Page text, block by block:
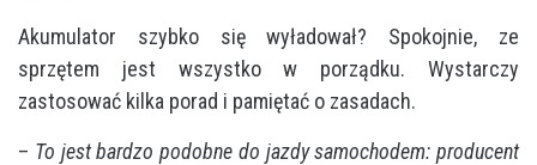
Akumulator szybko się wyładował? Spokojnie, ze
sprzętem jest wszystko w porządku. Wystarczy
zastosować kilka porad i pamiętać o zasadach.
– To jest bardzo podobne do jazdy samochodem: producent